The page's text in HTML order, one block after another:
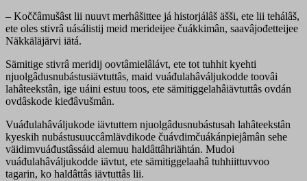
– Koččâmušâst lii nuuvt merhâšittee já historjálâš äšši, ete lii tehálâš,
ete oles stivrâ uásálistij meid merideijee čuákkimân, saavâjođetteijee
Näkkäläjärvi iätá.
Sämitige stivrâ meridij oovtâmielâlávt, ete tot tuhhit kyehti
njuolgâdusnubástusiävtuttâs, maid vuáđulahâváljukodde toovâi
lahâteekstân, ige uáini estuu toos, ete sämitiggelahâiävtuttâs ovdán
ovdâskode kieđâvušmân.
Vuáđulahâváljukode iävtuttem njuolgâdusnubástusah lahâteekstân
kyeskih nubástusuuccâmlävdikode čuávdimčuákánpiejâmân sehe
väidimvuáđustâssáid alemuu haldâttâhriähtán. Mudoi
vuáđulahâváljukodde iävtut, ete sämitiggelaahâ tuhhiittuvvoo
tagarin, ko haldâttâs iävtuttâs lii.